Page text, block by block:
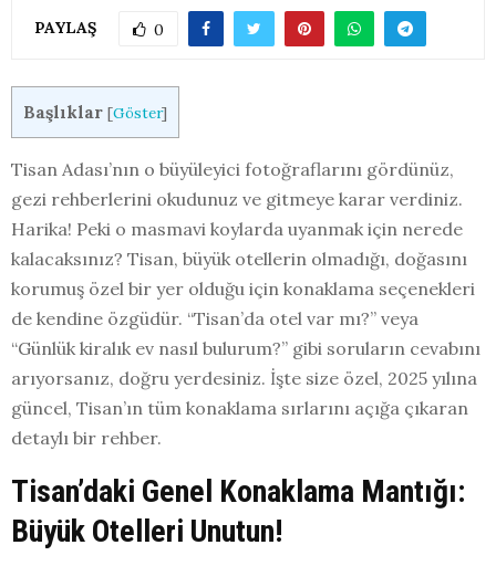
PAYLAŞ 0
Başlıklar [Göster]
Tisan Adası’nın o büyüleyici fotoğraflarını gördünüz,
gezi rehberlerini okudunuz ve gitmeye karar verdiniz.
Harika! Peki o masmavi koylarda uyanmak için nerede
kalacaksınız? Tisan, büyük otellerin olmadığı, doğasını
korumuş özel bir yer olduğu için konaklama seçenekleri
de kendine özgüdür. “Tisan’da otel var mı?” veya
“Günlük kiralık ev nasıl bulurum?” gibi soruların cevabını
arıyorsanız, doğru yerdesiniz. İşte size özel, 2025 yılına
güncel, Tisan’ın tüm konaklama sırlarını açığa çıkaran
detaylı bir rehber.
Tisan’daki Genel Konaklama Mantığı:
Büyük Otelleri Unutun!